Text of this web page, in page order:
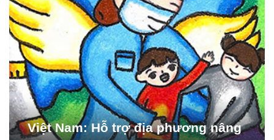
Việt Nam: Hỗ trợ địa phương nâng